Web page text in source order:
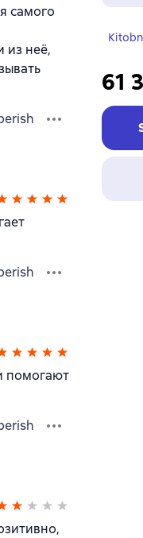
самого
из неё,
помогают
61